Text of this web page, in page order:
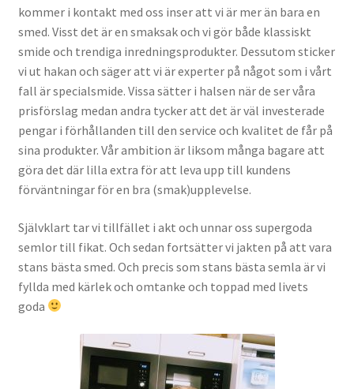
kommer i kontakt med oss inser att vi är mer än bara en
smed. Visst det är en smaksak och vi gör både klassiskt
smide och trendiga inredningsprodukter. Dessutom sticker
vi ut hakan och säger att vi är experter på något som i vårt
fall är specialsmide. Vissa sätter i halsen när de ser våra
prisförslag medan andra tycker att det är väl investerade
pengar i förhållanden till den service och kvalitet de får på
sina produkter. Vår ambition är liksom många bagare att
göra det där lilla extra för att leva upp till kundens
förväntningar för en bra (smak)upplevelse.
Självklart tar vi tillfället i akt och unnar oss supergoda
semlor till fikat. Och sedan fortsätter vi jakten på att vara
stans bästa smed. Och precis som stans bästa semla är vi
fyllda med kärlek och omtanke och toppad med livets
goda